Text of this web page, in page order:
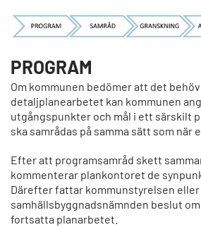
PROGRAM
Om kommunen bedömer att det
detaljplanearbetet kan kommunen
utgångspunkter och mål i ett särskilt
ska samrådas på samma sätt som när
Efter att programsamråd skett
kommenterar plankontoret de
Därefter fattar kommunstyrelsen eller
samhällsbyggnadsnämnden beslut
fortsatta planarbetet.